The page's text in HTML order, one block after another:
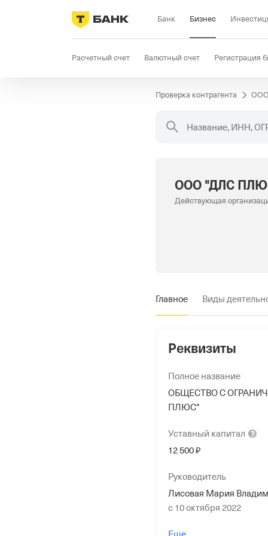
Банк Бизнес
Расчетный счет Валютный счет Регистрация
Продажи Селлер Госзакупки
Проверка контрагента
Название, ИНН,
ООО "ДЛС
Действующая
Главное Виды
Реквизиты
Полное название
ОБЩЕСТВО С
ПЛЮС"
Уставный капитал
12 500 ₽
Руководитель
Лисовая Мария
с 10 октября 2022